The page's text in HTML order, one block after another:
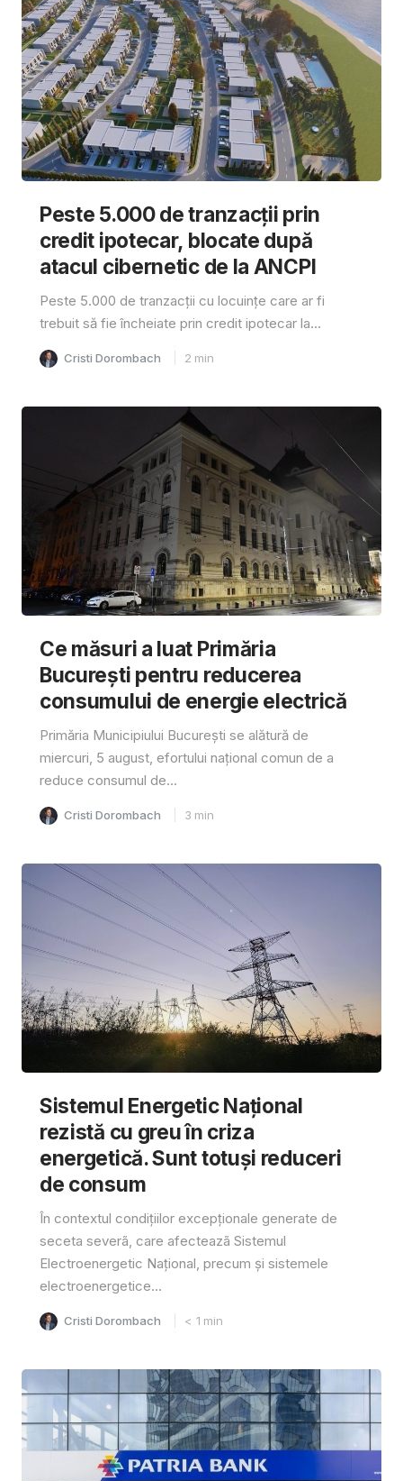
Peste 5.000 de tranzacții prin
credit ipotecar, blocate după
atacul cibernetic de la ANCPI
Peste 5.000 de tranzacții cu locuințe care ar fi
trebuit să fie încheiate prin credit ipotecar la...
Cristi Dorombach 2 min
Ce măsuri a luat Primăria
București pentru reducerea
consumului de energie electrică
Primăria Municipiului București se alătură de
miercuri, 5 august, efortului național comun de a
reduce consumul de...
Cristi Dorombach 3 min
Sistemul Energetic Național
rezistă cu greu în criza
energetică. Sunt totuși reduceri
de consum
În contextul condițiilor excepționale generate de
seceta severã, care afecteazã Sistemul
Electroenergetic Național, precum și sistemele
electroenergetice...
Cristi Dorombach < 1 min